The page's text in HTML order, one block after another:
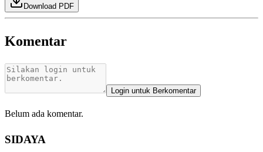
Download PDF
Komentar
Login untuk Berkomentar
Belum ada komentar.
SIDAYA